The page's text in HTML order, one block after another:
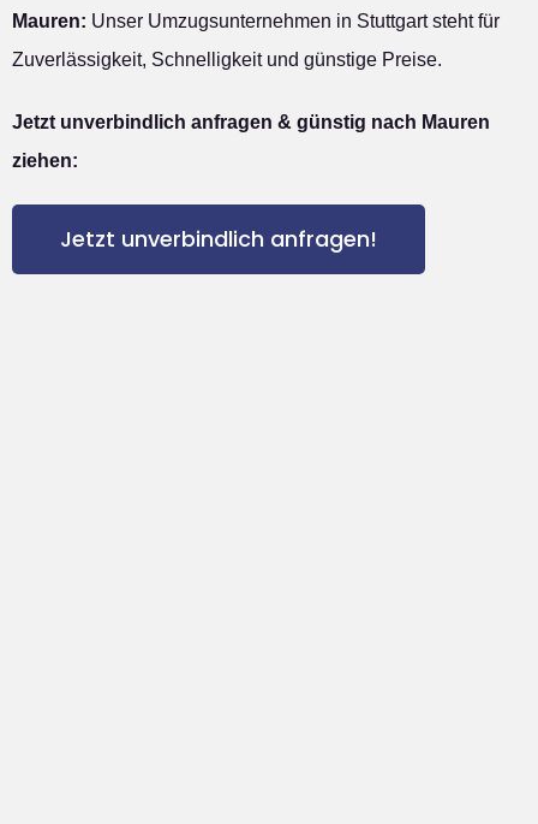
Mauren: Unser Umzugsunternehmen in Stuttgart steht für
Zuverlässigkeit, Schnelligkeit und günstige Preise.
Jetzt unverbindlich anfragen & günstig nach Mauren
ziehen:
Jetzt unverbindlich anfragen!